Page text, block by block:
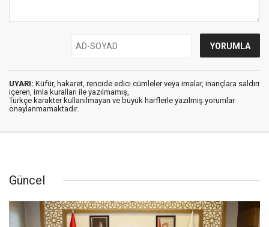
UYARI: Küfür, hakaret, rencide edici cümleler veya imalar, inançlara saldırı
içeren, imla kuralları ile yazılmamış,
Türkçe karakter kullanılmayan ve büyük harflerle yazılmış yorumlar
onaylanmamaktadır.
Güncel